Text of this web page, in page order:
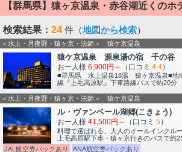
【群馬県】猿ヶ京温泉・赤谷湖近くのホ
検索結果： 24 件（地図から検索）
＜水上・月夜野・猿ヶ京・法師＞ 猿ケ京温泉
猿ケ京温泉 源泉湯の宿 千の谷
お一人様 6,900円～ （口コミ 4.4）
■群馬県 水上温泉18湯 猿ヶ京温泉■地
線『上毛高原駅』下車路線バスで約20分
＜水上・月夜野・猿ヶ京・法師＞ 猿ケ京温泉
ル・ヴァンベール湖郷(こきょう)
お一人様 41,500円～ （口コミ 5）
料理で選ばれる、大人のオールインクル
上毛高原駅下車・猿ヶ京行きのバスで約
JAL航空券パックあり
ANA航空券パックあり